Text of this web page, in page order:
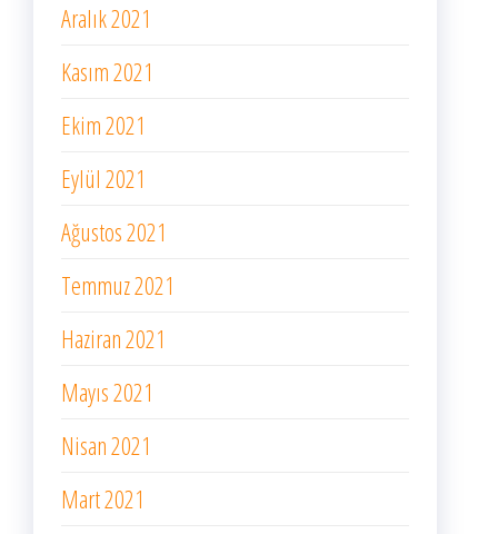
Aralık 2021
Kasım 2021
Ekim 2021
Eylül 2021
Ağustos 2021
Temmuz 2021
Haziran 2021
Mayıs 2021
Nisan 2021
Mart 2021